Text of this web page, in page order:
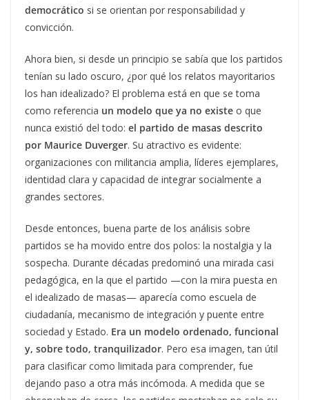
democrático si se orientan por responsabilidad y
convicción.
Ahora bien, si desde un principio se sabía que los partidos
tenían su lado oscuro, ¿por qué los relatos mayoritarios
los han idealizado? El problema está en que se toma
como referencia un modelo que ya no existe o que
nunca existió del todo: el partido de masas descrito
por Maurice Duverger. Su atractivo es evidente:
organizaciones con militancia amplia, líderes ejemplares,
identidad clara y capacidad de integrar socialmente a
grandes sectores.
Desde entonces, buena parte de los análisis sobre
partidos se ha movido entre dos polos: la nostalgia y la
sospecha. Durante décadas predominó una mirada casi
pedagógica, en la que el partido —con la mira puesta en
el idealizado de masas— aparecía como escuela de
ciudadanía, mecanismo de integración y puente entre
sociedad y Estado. Era un modelo ordenado, funcional
y, sobre todo, tranquilizador. Pero esa imagen, tan útil
para clasificar como limitada para comprender, fue
dejando paso a otra más incómoda. A medida que se